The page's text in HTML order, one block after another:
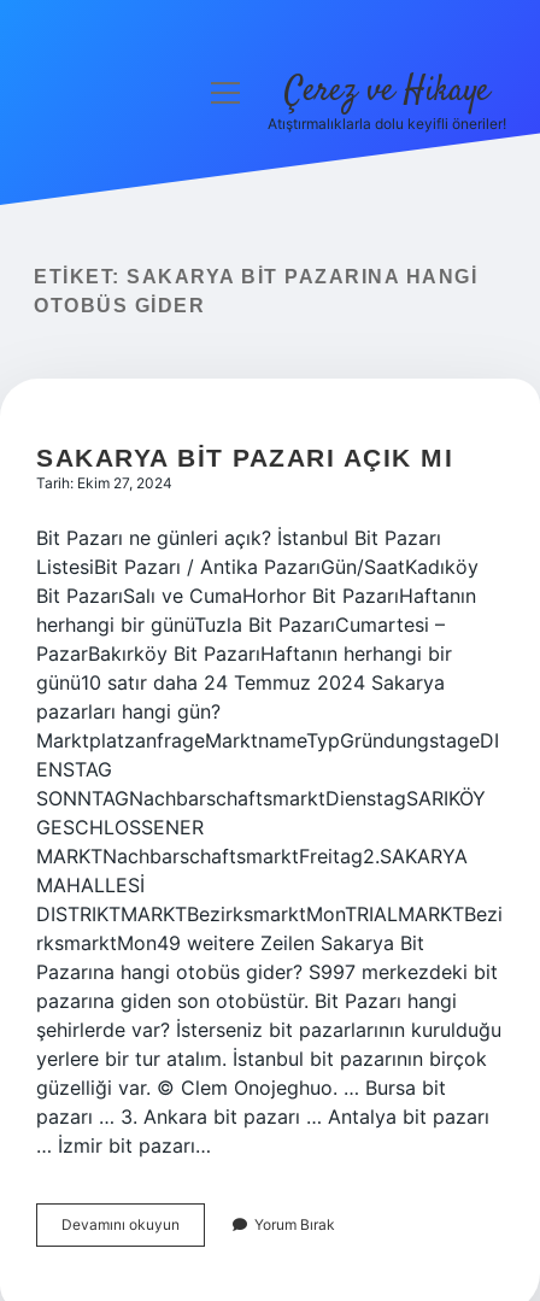
Yasal Uyarı
menüyü Çerez ve Hikaye
Atıştırmalıklarla dolu keyifli öneriler!
ETIKET: SAKARYA BIT PAZARINA HANGI
OTOBÜS GIDER
SAKARYA BIT PAZARI AÇIK MI
Tarih: Ekim 27, 2024
Bit Pazarı ne günleri açık? İstanbul Bit Pazarı
ListesiBit Pazarı / Antika PazarıGün/SaatKadıköy
Bit PazarıSalı ve CumaHorhor Bit PazarıHaftanın
herhangi bir günüTuzla Bit PazarıCumartesi –
PazarBakırköy Bit PazarıHaftanın herhangi bir
günü10 satır daha 24 Temmuz 2024 Sakarya
pazarları hangi gün?
MarktplatzanfrageMarktnameTypGründungstageDI
ENSTAG
SONNTAGNachbarschaftsmarktDienstagSARIKÖY
GESCHLOSSENER
MARKTNachbarschaftsmarktFreitag2.SAKARYA
MAHALLESİ
DISTRIKTMARKTBezirksmarktMonTRIALMARKTBezi
rksmarktMon49 weitere Zeilen Sakarya Bit
Pazarına hangi otobüs gider? S997 merkezdeki bit
pazarına giden son otobüstür. Bit Pazarı hangi
şehirlerde var? İsterseniz bit pazarlarının kurulduğu
yerlere bir tur atalım. İstanbul bit pazarının birçok
güzelliği var. © Clem Onojeghuo. … Bursa bit
pazarı … 3. Ankara bit pazarı … Antalya bit pazarı
… İzmir bit pazarı…
Devamını okuyun Sakarya
Bit
Yorum Bırak